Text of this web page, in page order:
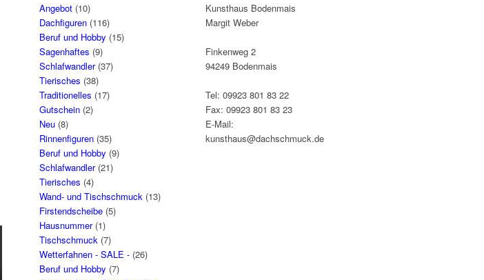
Angebot (10)
Dachfiguren (116)
Beruf und Hobby (15)
Sagenhaftes (9)
Schlafwandler (37)
Tierisches (38)
Traditionelles (17)
Gutschein (2)
Neu (8)
Rinnenfiguren (35)
Beruf und Hobby (9)
Schlafwandler (21)
Tierisches (4)
Wand- und Tischschmuck (13)
Firstendscheibe (5)
Hausnummer (1)
Tischschmuck (7)
Wetterfahnen - SALE - (26)
Beruf und Hobby (7)
Kunsthaus Bodenmais
Margit Weber
Finkenweg 2
94249 Bodenmais
Tel: 09923 801 83 22
Fax: 09923 801 83 23
E-Mail:
kunsthaus@dachschmuck.de